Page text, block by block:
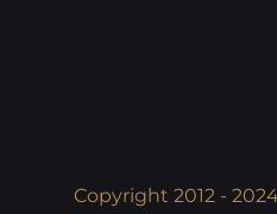
Copyright 2012 -